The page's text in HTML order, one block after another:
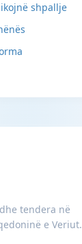
shpallje
tendera në
e Veriut.